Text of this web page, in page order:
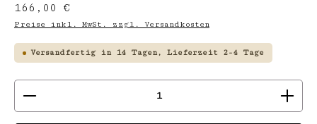
Regulärer Preis:
166,00 €
Preise inkl. MwSt. zzgl. Versandkosten
Versandfertig in 14 Tagen, Lieferzeit 2-4 Tage
Produkt Anzahl: Gib den gewünschten